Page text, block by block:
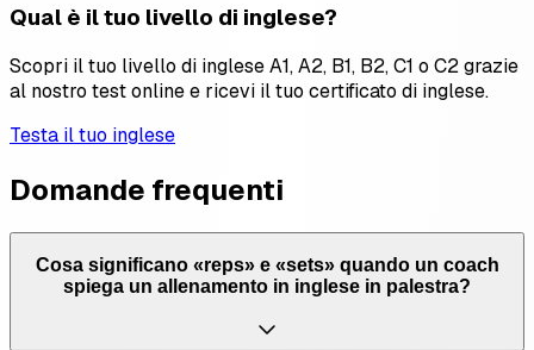
Qual è il tuo livello di inglese?
Scopri il tuo livello di inglese A1, A2, B1, B2, C1 o C2 grazie
al nostro test online e ricevi il tuo certificato di inglese.
Testa il tuo inglese
Domande frequenti
Cosa significano «reps» e «sets» quando un coach
spiega un allenamento in inglese in palestra?